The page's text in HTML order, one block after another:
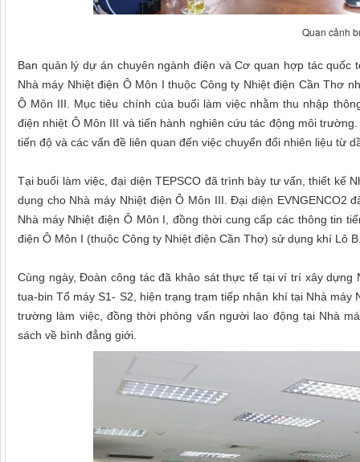
Quan cảnh
Ban quản lý dự án chuyên ngành điện và Cơ quan hợp tác
Nhà máy Nhiệt điện Ô Môn I thuộc Công ty Nhiệt điện Cần Thơ
Ô Môn III. Mục tiêu chính của buổi làm việc nhằm thu nhập
điện nhiệt Ô Môn III và tiến hành nghiên cứu tác động môi
tiến độ và các vấn đề liên quan đến việc chuyển đổi nhiên liệu từ
Tại buổi làm việc, đại diện TEPSCO đã trình bày tư vấn, thiết kế
dụng cho Nhà máy Nhiệt điện Ô Môn III. Đại diện EVNGENCO2
Nhà máy Nhiệt điện Ô Môn I, đồng thời cung cấp các thông tin
điện Ô Môn I (thuộc Công ty Nhiệt điện Cần Thơ) sử dụng khí Lô
Cùng ngày, Đoàn công tác đã khảo sát thực tế tại ví trí xây
tua-bin Tổ máy S1- S2, hiện trạng trạm tiếp nhận khí tại Nhà
trường làm việc, đồng thời phỏng vấn người lao động tại Nhà
sách về bình đẳng giới.